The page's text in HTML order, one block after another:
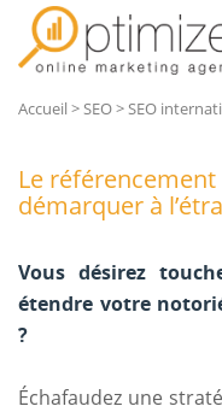
Accueil >SEO>SEO
Le
démarquer à
Vous désirez
étendre votre
?
Échafaudez une